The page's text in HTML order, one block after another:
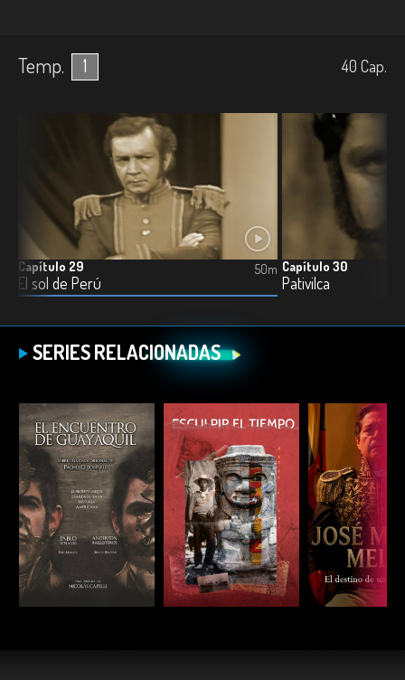
Temp. 1 40 Cap.
Capítulo 29
El sol de Perú
50m Capítulo 30
Pativilca
SERIES RELACIONADAS
ESCUCHAR ESCUCHAR